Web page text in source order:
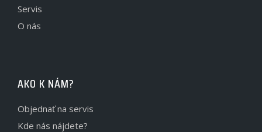
Servis
O nás
AKO K NÁM?
Objednať na servis
Kde nás nájdete?